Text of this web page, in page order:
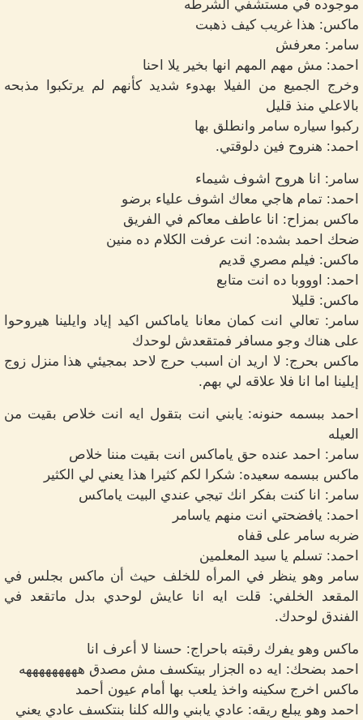
موجوده في مستشفي الشرطه
ماكس: هذا غريب كيف ذهبت
سامر: معرفش
احمد: مش مهم المهم انها بخير يلا احنا
وخرج الجميع من الفيلا بهدوء شديد كأنهم لم يرتكبوا مذبحه
بالاعلي منذ قليل
ركبوا سياره سامر وانطلق بها
احمد: هنروح فين دلوقتي.
سامر: انا هروح اشوف شيماء
احمد: تمام هاجي معاك اشوف علياء برضو
ماكس بمزاح: انا عاطف معاكم في الفريق
ضحك احمد بشده: انت عرفت الكلام ده منين
ماكس: فيلم مصري قديم
احمد: اوووبا ده انت متابع
ماكس: قليلا
سامر: تعالي انت كمان معانا ياماكس اكيد إياد وايلينا هيروحوا
على هناك وجو مسافر فمتقعدش لوحدك
ماكس بحرج: لا اريد ان اسبب حرج لاحد بمجيئي هذا منزل زوج
إيلينا اما انا فلا علاقه لي بهم.
احمد ببسمه حنونه: يابني انت بتقول ايه انت خلاص بقيت من
العيله
سامر: احمد عنده حق ياماكس انت بقيت مننا خلاص
ماكس ببسمه سعيده: شكرا لكم كثيرا هذا يعني لي الكثير
سامر: انا كنت بفكر انك تيجي عندي البيت ياماكس
احمد: يافضحتي انت منهم ياسامر
ضربه سامر على قفاه
احمد: تسلم يا سيد المعلمين
سامر وهو ينظر في المرأه للخلف حيث أن ماكس بجلس في
المقعد الخلفي: قلت ايه انا عايش لوحدي بدل ماتقعد في
الفندق لوحدك.
ماكس وهو يفرك رقبته باحراج: حسنا لا أعرف انا
احمد بضحك: ايه ده الجزار بيتكسف مش مصدق هههههههههه
ماكس اخرج سكينه واخذ يلعب بها أمام عيون أحمد
احمد وهو يبلع ريقه: عادي يابني والله كلنا بنتكسف عادي يعني